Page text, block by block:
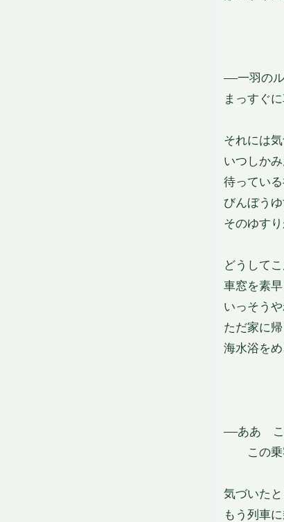
——一羽の
まっすぐ
それには
いつしか
待ってい
びんぼう
そのゆす
どうして
車窓を素
いっそう
ただ家に
海水浴を
——ああ　
この乗
気づいた
もう列車